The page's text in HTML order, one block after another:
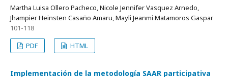
Martha Luisa Ollero Pacheco, Nicole Jennifer Vasquez Arnedo,
Jhampier Heinsten Casaño Amaru, Mayli Jeanmi Matamoros Gaspar
101-118
PDF
HTML
Implementación de la metodología SAAR participativa